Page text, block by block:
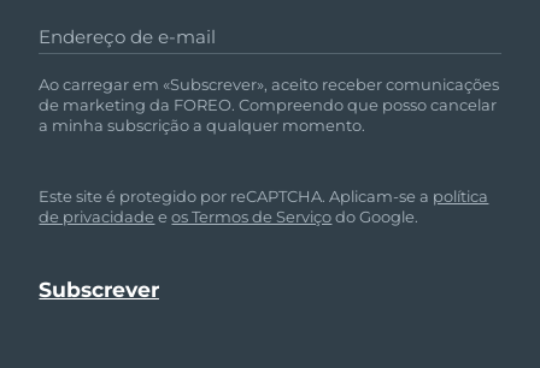
Endereço de e-mail
Ao carregar em «Subscrever», aceito receber comunicações
de marketing da FOREO. Compreendo que posso cancelar
a minha subscrição a qualquer momento.
Este site é protegido por reCAPTCHA. Aplicam-se a política
de privacidade eos Termos de Serviçodo Google.